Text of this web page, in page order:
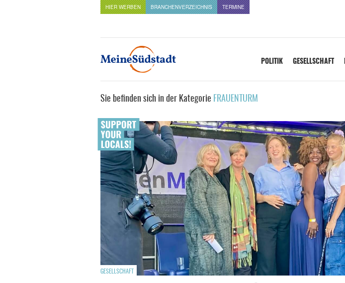
HIER WERBEN BRANCHENVERZEICHNIS TERMINE
POLITIK GESELLSCHAFT
Sie befinden sich in der Kategorie FRAUENTURM
GESELLSCHAFT